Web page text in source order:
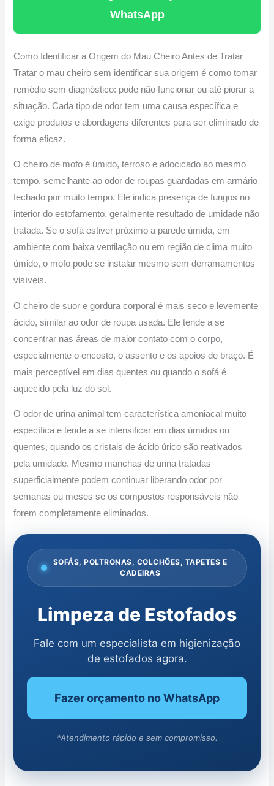
WhatsApp
Como Identificar a Origem do Mau Cheiro Antes de Tratar
Tratar o mau cheiro sem identificar sua origem é como tomar
remédio sem diagnóstico: pode não funcionar ou até piorar a
situação. Cada tipo de odor tem uma causa específica e
exige produtos e abordagens diferentes para ser eliminado de
forma eficaz.
O cheiro de mofo é úmido, terroso e adocicado ao mesmo
tempo, semelhante ao odor de roupas guardadas em armário
fechado por muito tempo. Ele indica presença de fungos no
interior do estofamento, geralmente resultado de umidade não
tratada. Se o sofá estiver próximo a parede úmida, em
ambiente com baixa ventilação ou em região de clima muito
úmido, o mofo pode se instalar mesmo sem derramamentos
visíveis.
O cheiro de suor e gordura corporal é mais seco e levemente
ácido, similar ao odor de roupa usada. Ele tende a se
concentrar nas áreas de maior contato com o corpo,
especialmente o encosto, o assento e os apoios de braço. É
mais perceptível em dias quentes ou quando o sofá é
aquecido pela luz do sol.
O odor de urina animal tem característica amoniacal muito
específica e tende a se intensificar em dias úmidos ou
quentes, quando os cristais de ácido úrico são reativados
pela umidade. Mesmo manchas de urina tratadas
superficialmente podem continuar liberando odor por
semanas ou meses se os compostos responsáveis não
forem completamente eliminados.
SOFÁS, POLTRONAS, COLCHÕES, TAPETES E
CADEIRAS
Limpeza de Estofados
Fale com um especialista em higienização
de estofados agora.
Fazer orçamento no WhatsApp
*Atendimento rápido e sem compromisso.